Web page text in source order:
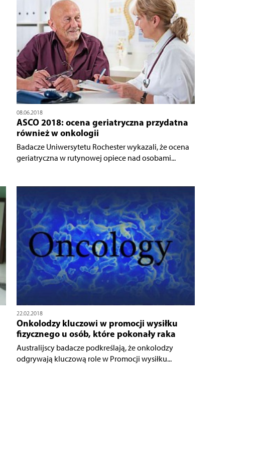
08.06.2018
ASCO 2018: ocena geriatryczna przydatna
również w onkologii
Badacze Uniwersytetu Rochester wykazali, że ocena
geriatryczna w rutynowej opiece nad osobami...
22.02.2018
Onkolodzy kluczowi w promocji wysiłku
fizycznego u osób, które pokonały raka
Australijscy badacze podkreślają, że onkolodzy
odgrywają kluczową role w Promocji wysiłku...